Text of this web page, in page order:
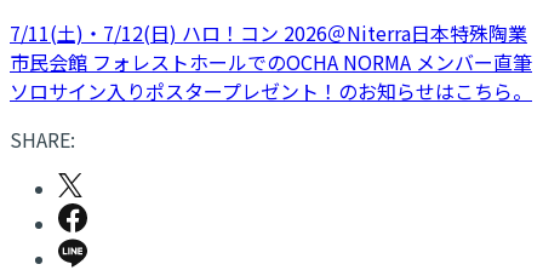
7/11(土)・7/12(日) ハロ！コン 2026＠Niterra日本特殊陶業
市民会館 フォレストホールでのOCHA NORMA メンバー直筆
ソロサイン入りポスタープレゼント！のお知らせはこちら。
SHARE: